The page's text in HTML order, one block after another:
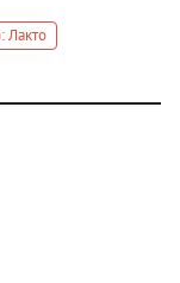
Лакто